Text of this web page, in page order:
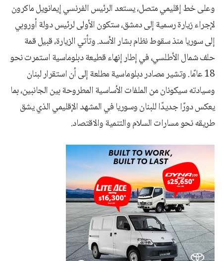
وعلى خط إقليمي متصل، يستعد الرئيس الفرنسي إيمانويل ماكرون
لإجراء زيارة رسمية إلى دمشق، ستكون الأولى لرئيس دولة أوروبي
إلى سوريا منذ سقوط نظام بشار الأسد. وتأتي الزيارة، قبيل قمة
حلف شمال الأطلسي، في إطار إنهاء قطيعة دبلوماسية استمرت نحو
18 عامًا. وتشير مصادر دبلوماسية مطلعة إلى أن استقرار لبنان
وسيادته سيكونان من الملفات الأساسية المطروحة بين الجانبين، بما
يعكس دورًا جديدًا للبنان وسوريا في المشهد الإقليمي الذي يشق
طريقه نحو مسارات السلام والتنمية والاقتصاد.